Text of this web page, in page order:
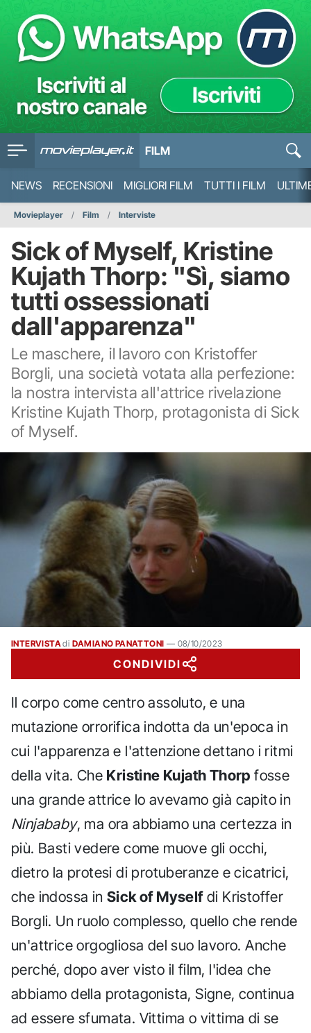
FILM
NEWS RECENSIONI MIGLIORI FILM TUTTI I FILM
Movieplayer Film Interviste
Sick of Myself, Kristine
Kujath Thorp: "Sì, siamo
tutti ossessionati
dall'apparenza"
Le maschere, il lavoro con Kristoffer
Borgli, una società votata alla perfezione:
la nostra intervista all'attrice rivelazione
Kristine Kujath Thorp, protagonista di Sick
of Myself.
INTERVISTAdi DAMIANO PANATTONI — 08/10/2023
CONDIVIDI
Il corpo come centro assoluto, e una
mutazione orrorifica indotta da un'epoca in
cui l'apparenza e l'attenzione dettano i ritmi
della vita. Che Kristine Kujath Thorp fosse
una grande attrice lo avevamo già capito in
Ninjababy, ma ora abbiamo una certezza in
più. Basti vedere come muove gli occhi,
dietro la protesi di protuberanze e cicatrici,
che indossa in Sick of Myselfdi Kristoffer
Borgli. Un ruolo complesso, quello che rende
un'attrice orgogliosa del suo lavoro. Anche
perché, dopo aver visto il film, l'idea che
abbiamo della protagonista, Signe, continua
ad essere sfumata. Vittima o vittima di se